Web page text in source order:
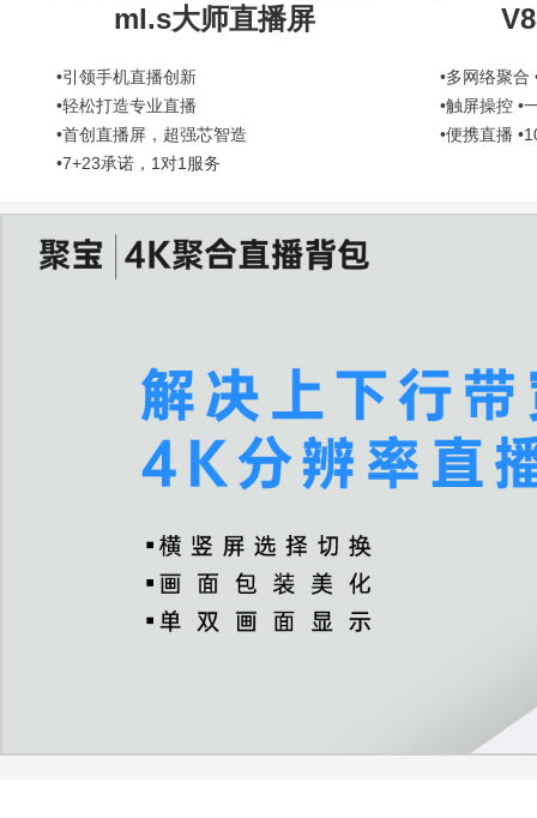
ml.s大师直播屏
•引领手机直播创新
•轻松打造专业直播
•首创直播屏，超强芯智造
•7+23承诺，1对1服务
•多网络聚合
•触屏操控 •
•便携直播